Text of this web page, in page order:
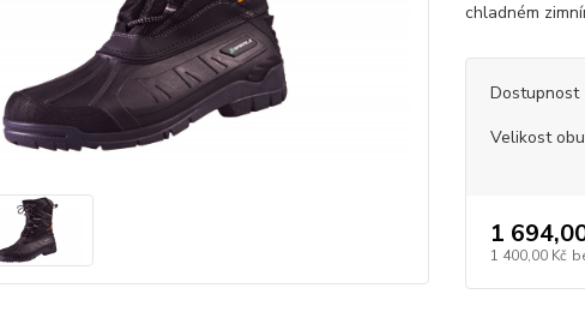
chladném
Dostupnost
Velikost
1
1 400,00 Kč